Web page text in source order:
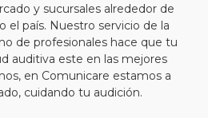
y sucursales alrededor de
el país. Nuestro servicio de la
de profesionales hace que tu
auditiva este en las mejores
en Comunicare estamos a
cuidando tu audición.